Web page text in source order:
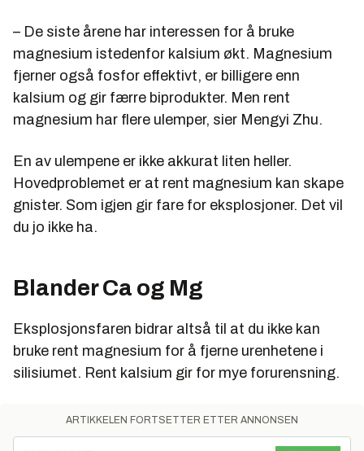
– De siste årene har interessen for å bruke
magnesium istedenfor kalsium økt. Magnesium
fjerner også fosfor effektivt, er billigere enn
kalsium og gir færre biprodukter. Men rent
magnesium har flere ulemper, sier Mengyi Zhu.
En av ulempene er ikke akkurat liten heller.
Hovedproblemet er at rent magnesium kan skape
gnister. Som igjen gir fare for eksplosjoner. Det vil
du jo ikke ha.
Blander Ca og Mg
Eksplosjonsfaren bidrar altså til at du ikke kan
bruke rent magnesium for å fjerne urenhetene i
silisiumet. Rent kalsium gir for mye forurensning.
ARTIKKELEN FORTSETTER ETTER ANNONSEN